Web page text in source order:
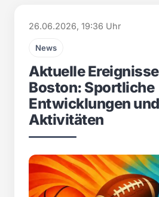
26.06.2026, 19:36 Uhr
News
Aktuelle
Boston: Sportliche
Entwicklungen
Aktivitäten